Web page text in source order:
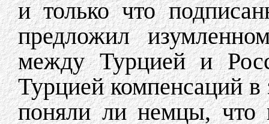
и только что
предложил
между Турцией и
Турцией компенсаций
поняли ли немцы, что